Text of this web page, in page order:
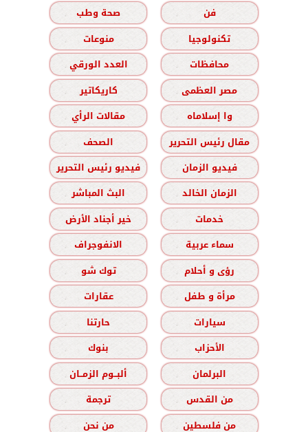
فن
صحة وطب
تكنولوجيا
منوعات
محافظات
العدد الورقي
مصر العظمى
كاريكاتير
وا إسلاماه
مقالات الرأي
مقال رئيس التحرير
الصحف
فيديو الزمان
فيديو رئيس التحرير
الزمان الخالد
البث المباشر
خدمات
خير أجناد الأرض
سماء عربية
الانفوجراف
رؤى و أحلام
توك شو
مرأة و طفل
عقارات
سيارات
حارتنا
الأحزاب
بنوك
البرلمان
ألبــوم الزمــان
من القدس
ترجمة
من فلسطين
من نحن